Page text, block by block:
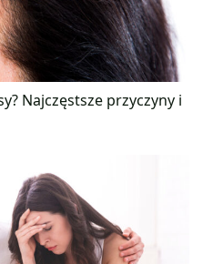
Najczęstsze przyczyny i